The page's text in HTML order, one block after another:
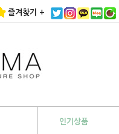
즐겨찾기 +
인기상품